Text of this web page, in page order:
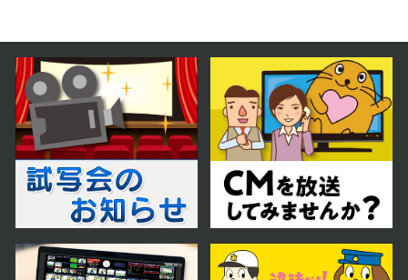
2025年12月13日 放送
12月13日【年末年始にオススメ！
お値打ちグル巡り】
2025年12月06日 放送
12月6日【コスパ最高！バイキング
＆食べ放題】